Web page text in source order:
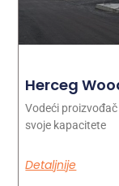
Herceg
Vodeći
svoje kapacitete
Detaljnije